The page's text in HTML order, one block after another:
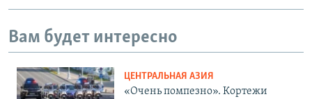
Вам будет интересно
ЦЕНТРАЛЬНАЯ АЗИЯ
«Очень помпезно». Кортежи